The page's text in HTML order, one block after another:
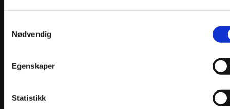
Nødvendig
Egenskaper
Statistikk